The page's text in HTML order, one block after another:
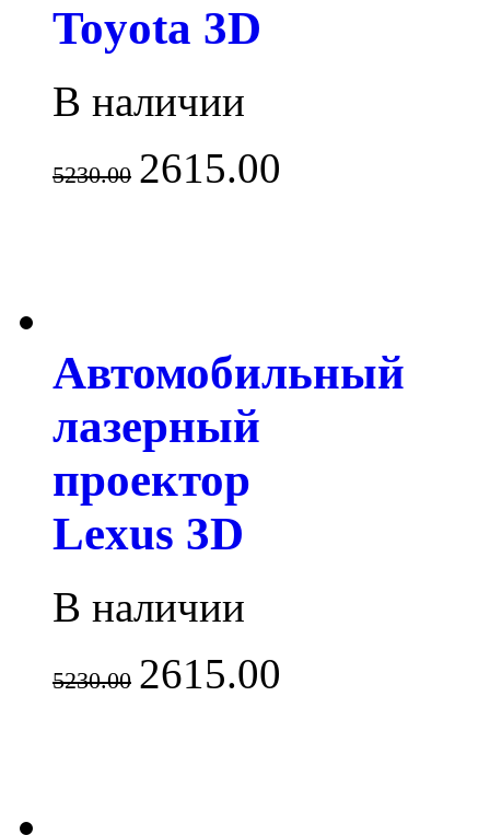
Toyota 3D
В наличии
5230.00 2615.00
Автомобильный
лазерный
проектор
Lexus 3D
В наличии
5230.00 2615.00